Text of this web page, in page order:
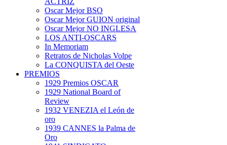
Oscar Mejor BSO
Oscar Mejor GUION original
Oscar Mejor NO INGLESA
LOS ANTI-OSCARS
In Memoriam
Retratos de Nicholas Volpe
La CONQUISTA del Oeste
PREMIOS
1929 Premios OSCAR
1929 National Board of
Review
1932 VENEZIA el León de
oro
1939 CANNES la Palma de
Oro